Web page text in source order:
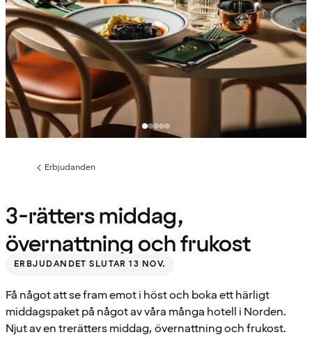
Föregående
Erbjudanden
3-rätters middag,
övernattning och frukost
ERBJUDANDET SLUTAR 13 NOV.
Få något att se fram emot i höst och boka ett härligt
middagspaket på något av våra många hotell i Norden.
Njut av en trerätters middag, övernattning och frukost.